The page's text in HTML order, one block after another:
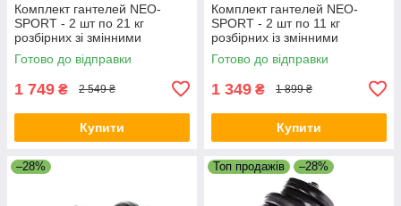
Комплект гантелей NEO-
SPORT - 2 шт по 21 кг
розбірних зі змінними
дисками
Готово до відправки
1 749 ₴ 2 549 ₴
Купити
Комплект гантелей NEO-
SPORT - 2 шт по 11 кг
розбірних із змінними
дисками
Готово до відправки
1 349 ₴ 1 899 ₴
Купити
–28% Топ продажів –28%